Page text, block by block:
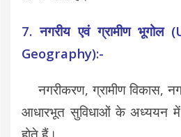
7. नगरीय एवं ग्रामीण
Geography):-
नगरीकरण, ग्रामीण विकास,
आधारभूत सुविधाओं के अध्ययन में